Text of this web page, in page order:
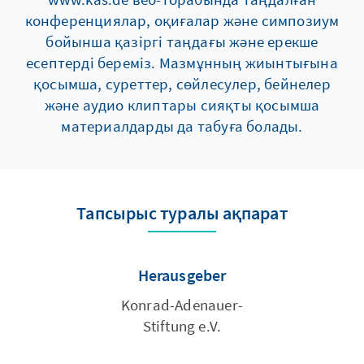
конференциялар, оқиғалар және симпозиум
бойынша қазіргі таңдағы және ерекше
есептерді береміз. Мазмұнның жиынтығына
қосымша, суреттер, сөйлесулер, бейнелер
және аудио клиптары сияқты қосымша
материалдарды да табуға болады.
Тапсырыс туралы ақпарат
Herausgeber
Konrad-Adenauer-
Stiftung e.V.